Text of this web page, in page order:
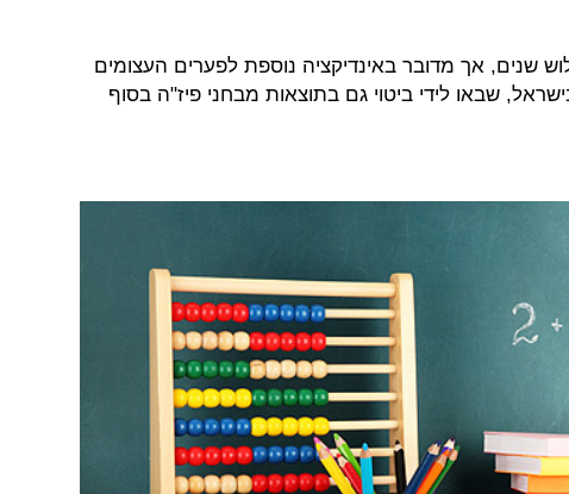
שנים, אך מדובר באינדיקציה נוספת לפערים העצומים
שבאו לידי ביטוי גם בתוצאות מבחני פיז"ה בסוף